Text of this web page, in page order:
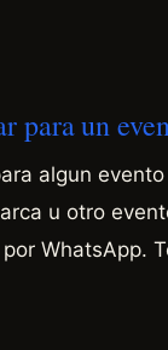
para un
algun
u otro
WhatsApp.